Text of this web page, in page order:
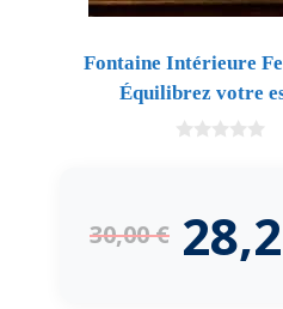
Fontaine Intérieure
Équilibrez votre
30,00€